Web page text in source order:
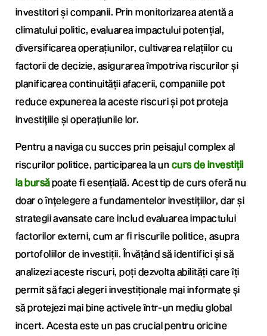
investitori și companii. Prin monitorizarea atentă a
climatului politic, evaluarea impactului potențial,
diversificarea operațiunilor, cultivarea relațiilor cu
factorii de decizie, asigurarea împotriva riscurilor și
planificarea continuității afacerii, companiile pot
reduce expunerea la aceste riscuri și pot proteja
investițiile și operațiunile lor.
Pentru a naviga cu succes prin peisajul complex al
riscurilor politice, participarea la un curs de investiții
la bursăpoate fi esențială. Acest tip de curs oferă nu
doar o înțelegere a fundamentelor investițiilor, dar și
strategii avansate care includ evaluarea impactului
factorilor externi, cum ar fi riscurile politice, asupra
portofoliilor de investiții. Învățând să identifici și să
analizezi aceste riscuri, poți dezvolta abilități care îți
permit să faci alegeri investiționale mai informate și
să protejezi mai bine activele într-un mediu global
incert. Acesta este un pas crucial pentru oricine